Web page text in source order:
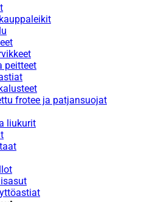
peitteet
frotee ja patjansuojat
liukurit